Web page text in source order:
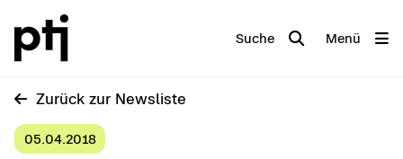
Suche Menü
Zu­rück zur News­lis­te
05.04.2018